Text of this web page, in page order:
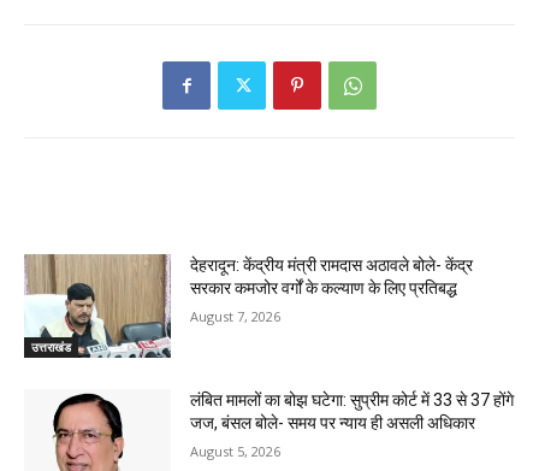
उत्तराखंड
देहरादून: केंद्रीय मंत्री रामदास अठावले बोले- केंद्र
सरकार कमजोर वर्गों के कल्याण के लिए प्रतिबद्ध
August 7, 2026
लंबित मामलों का बोझ घटेगा: सुप्रीम कोर्ट में 33 से 37 होंगे
जज, बंसल बोले- समय पर न्याय ही असली अधिकार
August 5, 2026